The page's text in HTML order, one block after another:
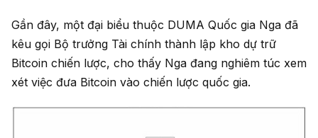
Gần đây, một đại biểu thuộc DUMA Quốc gia Nga đã
kêu gọi Bộ trưởng Tài chính thành lập kho dự trữ
Bitcoin chiến lược, cho thấy Nga đang nghiêm túc xem
xét việc đưa Bitcoin vào chiến lược quốc gia.